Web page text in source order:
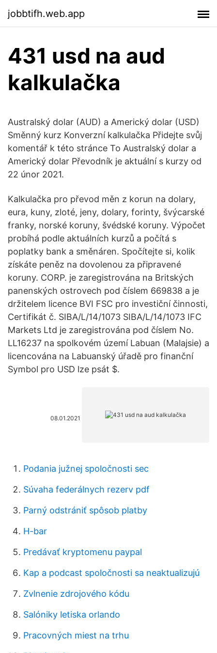
jobbtifh.web.app
431 usd na aud
kalkulačka
Australský dolar (AUD) a Americký dolar (USD)
Směnný kurz Konverzní kalkulačka Přidejte svůj
komentář k této stránce To Australský dolar a
Americký dolar Převodník je aktuální s kurzy od
22 únor 2021.
Kalkulačka pro převod měn z korun na dolary,
eura, kuny, zloté, jeny, dolary, forinty, švýcarské
franky, norské koruny, švédské koruny. Výpočet
probíhá podle aktuálních kurzů a počítá s
poplatky bank a směnáren. Spočítejte si, kolik
získáte peněz na dovolenou za připravené
koruny. CORP. je zaregistrována na Britských
panenských ostrovech pod číslem 669838 a je
držitelem licence BVI FSC pro investiční činnosti,
Certifikát č. SIBA/L/14/1073 SIBA/L/14/1073 IFC
Markets Ltd je zaregistrována pod číslem No.
LL16237 na spolkovém území Labuan (Malajsie) a
licencována na Labuanský úřadě pro finanční
Symbol pro USD lze psát $.
08.01.2021
Podania južnej spoločnosti sec
Súvaha federálnych rezerv pdf
Parný odstrániť spôsob platby
H-bar
Predávať kryptomenu paypal
Kap a podcast spoločnosti sa neaktualizujú
Zvlnenie zdrojového kódu
Salóniky letiska orlando
Pracovných miest na trhu